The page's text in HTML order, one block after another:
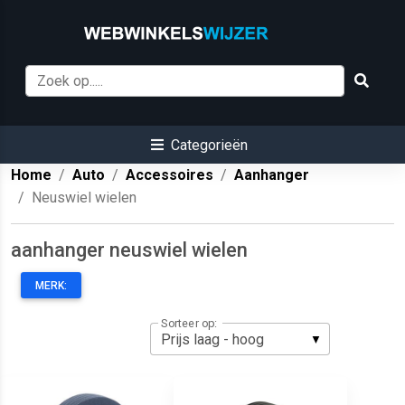
Categorieën
Home
Auto Accessoires
Aanhanger
Neuswiel wielen
aanhanger neuswiel wielen
MERK:
Sorteer op: